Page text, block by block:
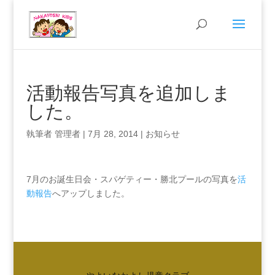
活動報告写真を追加しま
した。
執筆者 管理者| 7月 28, 2014| お知らせ
7月のお誕生日会・スパゲティー・勝北プールの写真を活
動報告へアップしました。